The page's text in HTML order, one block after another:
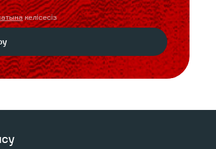
келісесіз